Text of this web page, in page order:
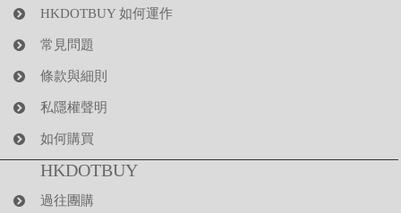
HKDOTBUY 如何運作
常見問題
條款與細則
私隱權聲明
如何購買
HKDOTBUY
過往團購